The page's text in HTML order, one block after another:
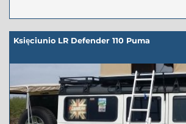
Księciunio LR Defender 110 Puma